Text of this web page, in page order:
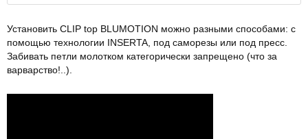
Установить CLIP top BLUMOTION можно разными способами: с
помощью технологии INSERTA, под саморезы или под пресс.
Забивать петли молотком категорически запрещено (что за
варварство!..).